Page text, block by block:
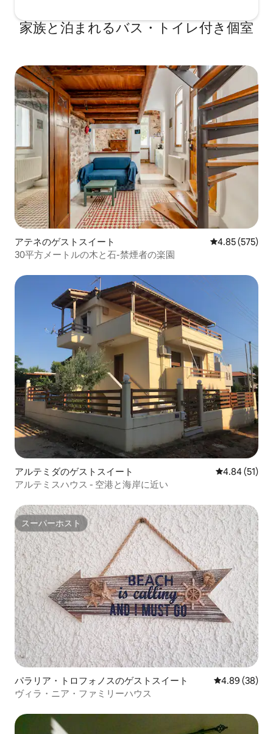
家族と泊まれるバス・トイレ付き個室
アテネのゲストスイート レビュー575
4.85 (575)
30平方メートルの木と石-禁煙者の楽園
アルテミダのゲストスイート レビュー51
4.84 (51)
アルテミスハウス - 空港と海岸に近い
スーパーホスト
スーパーホスト
パラリア・トロフォノスのゲストスイート レビュー38
4.89 (38)
ヴィラ・ニア・ファミリーハウス